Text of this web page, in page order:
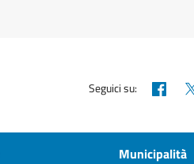
Seguici su:
Municipalità